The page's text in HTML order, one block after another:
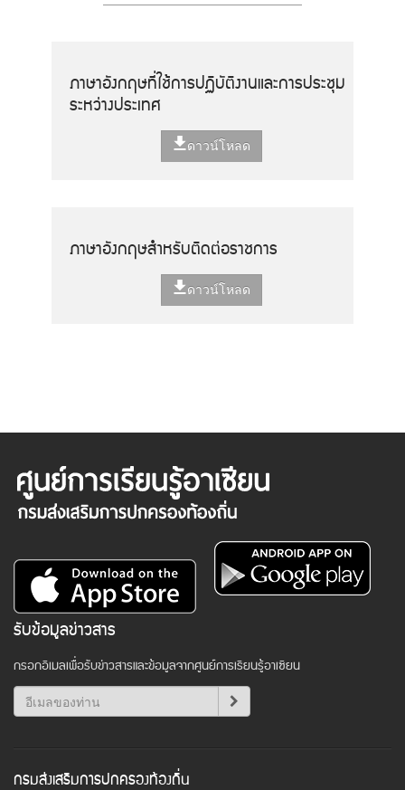
ภาษาอังกฤษที่ใช้การปฏิบัติงานและการประชุม
ระหว่างประเทศ
ดาวน์โหลด
ภาษาอังกฤษสำหรับติดต่อราชการ
ดาวน์โหลด
รับข้อมูลข่าวสาร
กรอกอีเมลเพื่อรับข่าวสารและข้อมูลจากศูนย์การเรียนรู้อาเซียน
กรมส่งเสริมการปกครองท้องถิ่น